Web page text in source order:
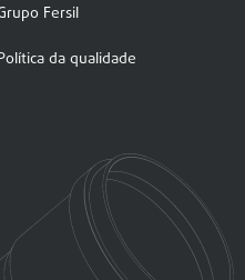
Fersil
da qualidade